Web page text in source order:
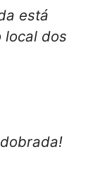
está
local dos